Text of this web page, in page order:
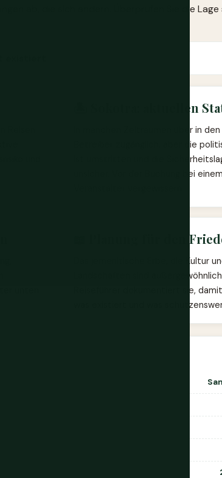
ab, die sich ändern. Überprüfen Sie die
existiert
und
🏝️ Sokotra: aktuellen
In manchen Zeiträumen über in den
Betreiber zugänglich, aber die
ist umstritten und die
unsicher. Vor der Buchung bei
unten
📖 Planung für den
Das jemenitische Erbe, die Kultur
Landschaften sind
Reiseführer dokumentiert sie,
was existiert und was